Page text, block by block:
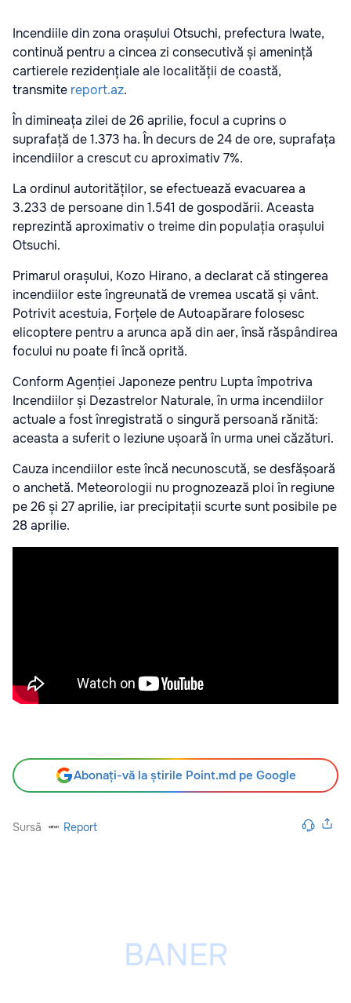
Incendiile din zona orașului Otsuchi, prefectura Iwate,
continuă pentru a cincea zi consecutivă și amenință
cartierele rezidențiale ale localității de coastă,
transmite report.az.
În dimineața zilei de 26 aprilie, focul a cuprins o
suprafață de 1.373 ha. În decurs de 24 de ore, suprafața
incendiilor a crescut cu aproximativ 7%.
La ordinul autorităților, se efectuează evacuarea a
3.233 de persoane din 1.541 de gospodării. Aceasta
reprezintă aproximativ o treime din populația orașului
Otsuchi.
Primarul orașului, Kozo Hirano, a declarat că stingerea
incendiilor este îngreunată de vremea uscată și vânt.
Potrivit acestuia, Forțele de Autoapărare folosesc
elicoptere pentru a arunca apă din aer, însă răspândirea
focului nu poate fi încă oprită.
Conform Agenției Japoneze pentru Lupta împotriva
Incendiilor și Dezastrelor Naturale, în urma incendiilor
actuale a fost înregistrată o singură persoană rănită:
aceasta a suferit o leziune ușoară în urma unei căzături.
Cauza incendiilor este încă necunoscută, se desfășoară
o anchetă. Meteorologii nu prognozează ploi în regiune
pe 26 și 27 aprilie, iar precipitații scurte sunt posibile pe
28 aprilie.
Abonați-vă la știrile Point.md pe Google
Sursă Report